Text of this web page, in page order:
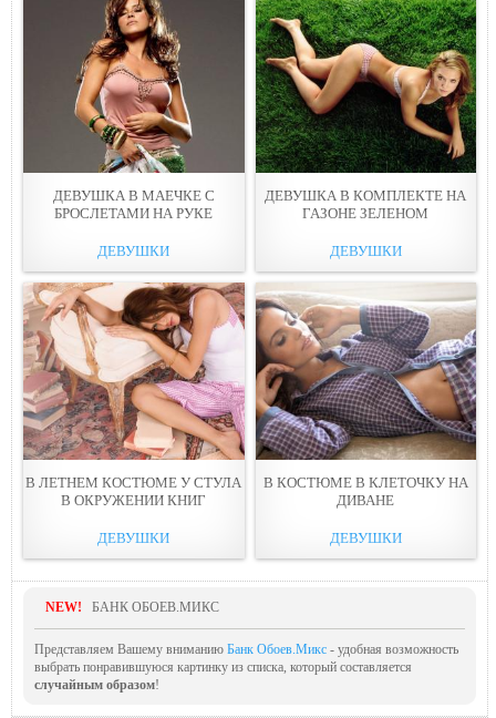
ДЕВУШКА В МАЕЧКЕ С
БРОСЛЕТАМИ НА РУКЕ
ДЕВУШКИ
ДЕВУШКА В КОМПЛЕКТЕ НА
ГАЗОНЕ ЗЕЛЕНОМ
ДЕВУШКИ
В ЛЕТНЕМ КОСТЮМЕ У СТУЛА
В ОКРУЖЕНИИ КНИГ
ДЕВУШКИ
В КОСТЮМЕ В КЛЕТОЧКУ НА
ДИВАНЕ
ДЕВУШКИ
NEW! БАНК ОБОЕВ.МИКС
Представляем Вашему вниманию Банк Обоев.Микс - удобная возможность
выбрать понравившуюся картинку из списка, который составляется
случайным образом!